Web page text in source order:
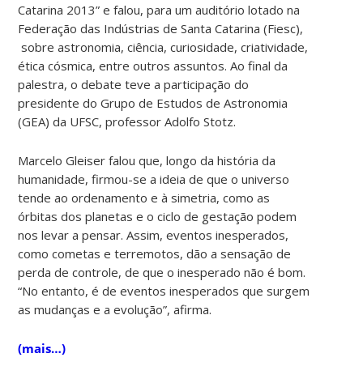
Catarina 2013” e falou, para um auditório lotado na
Federação das Indústrias de Santa Catarina (Fiesc),
sobre astronomia, ciência, curiosidade, criatividade,
ética cósmica, entre outros assuntos. Ao final da
palestra, o debate teve a participação do
presidente do Grupo de Estudos de Astronomia
(GEA) da UFSC, professor Adolfo Stotz.
Marcelo Gleiser falou que, longo da história da
humanidade, firmou-se a ideia de que o universo
tende ao ordenamento e à simetria, como as
órbitas dos planetas e o ciclo de gestação podem
nos levar a pensar. Assim, eventos inesperados,
como cometas e terremotos, dão a sensação de
perda de controle, de que o inesperado não é bom.
“No entanto, é de eventos inesperados que surgem
as mudanças e a evolução”, afirma.
(mais…)